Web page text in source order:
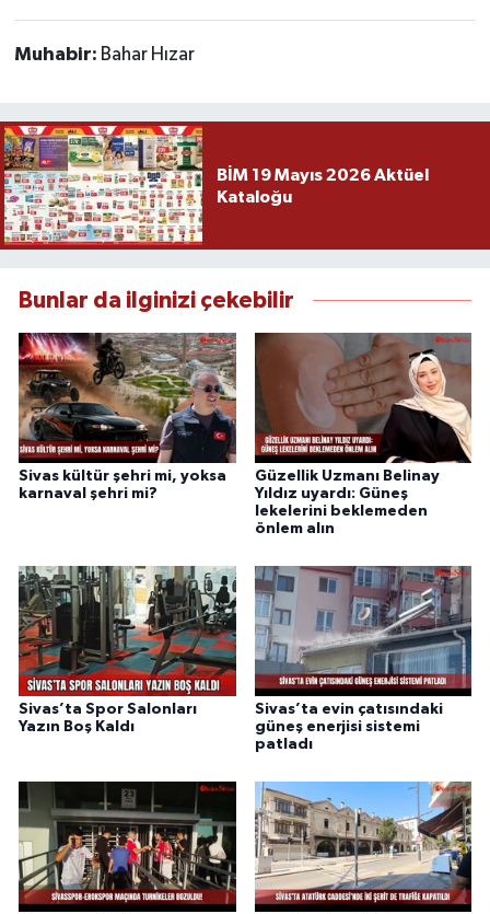
Muhabir: Bahar Hızar
BİM 19 Mayıs 2026 Aktüel
Kataloğu
Bunlar da ilginizi çekebilir
Sivas kültür şehri mi, yoksa
karnaval şehri mi?
Güzellik Uzmanı Belinay
Yıldız uyardı: Güneş
lekelerini beklemeden
önlem alın
Sivas’ta Spor Salonları
Yazın Boş Kaldı
Sivas’ta evin çatısındaki
güneş enerjisi sistemi
patladı